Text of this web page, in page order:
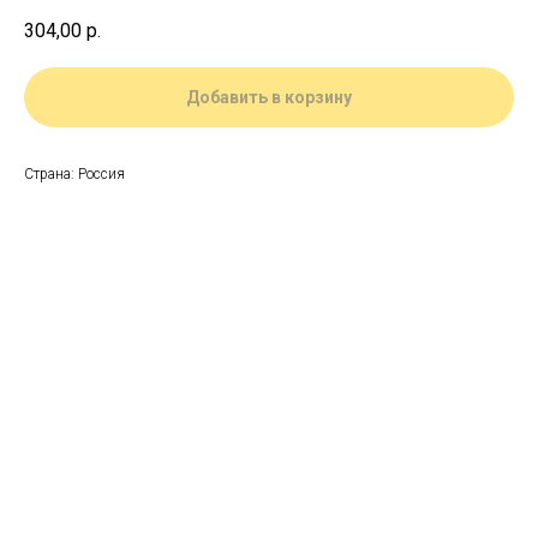
304,00 р.
Добавить в корзину
Страна: Россия